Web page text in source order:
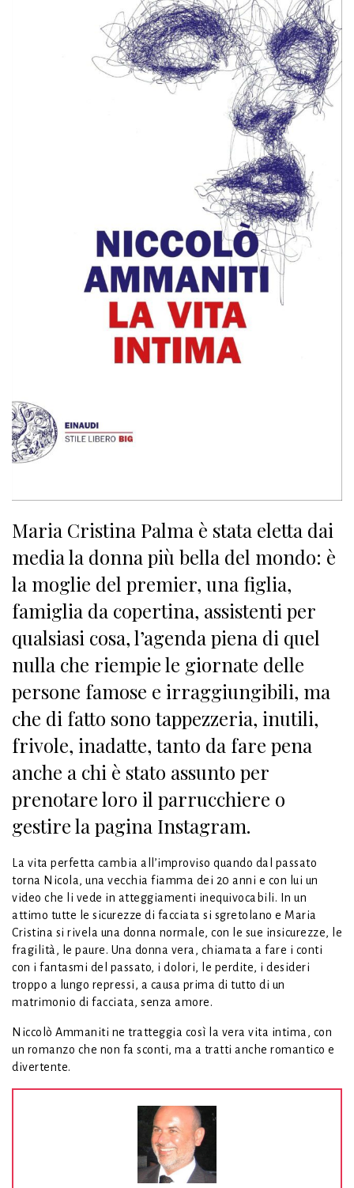
Maria Cristina Palma è stata eletta dai
media la donna più bella del mondo: è
la moglie del premier, una figlia,
famiglia da copertina, assistenti per
qualsiasi cosa, l’agenda piena di quel
nulla che riempie le giornate delle
persone famose e irraggiungibili, ma
che di fatto sono tappezzeria, inutili,
frivole, inadatte, tanto da fare pena
anche a chi è stato assunto per
prenotare loro il parrucchiere o
gestire la pagina Instagram.
La vita perfetta cambia all’improviso quando dal passato
torna Nicola, una vecchia fiamma dei 20 anni e con lui un
video che li vede in atteggiamenti inequivocabili. In un
attimo tutte le sicurezze di facciata si sgretolano e Maria
Cristina si rivela una donna normale, con le sue insicurezze, le
fragilità, le paure. Una donna vera, chiamata a fare i conti
con i fantasmi del passato, i dolori, le perdite, i desideri
troppo a lungo repressi, a causa prima di tutto di un
matrimonio di facciata, senza amore.
Niccolò Ammaniti ne tratteggia così la vera vita intima, con
un romanzo che non fa sconti, ma a tratti anche romantico e
divertente.